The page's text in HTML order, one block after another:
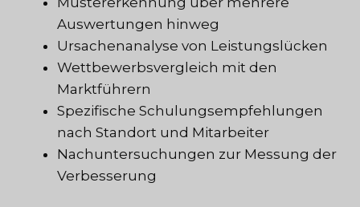
Auswertungen hinweg
Ursachenanalyse von Leistungslücken
Wettbewerbsvergleich mit den
Marktführern
Spezifische Schulungsempfehlungen
nach Standort und Mitarbeiter
Nachuntersuchungen zur Messung der
Verbesserung